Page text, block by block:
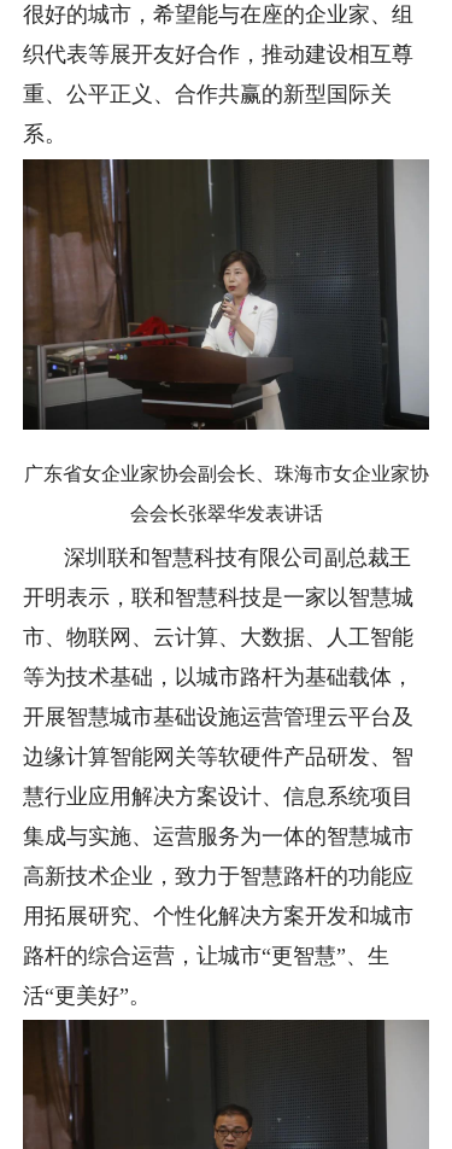
很好的城市，希望能与在座的企业家、组
织代表等展开友好合作，推动建设相互尊
重、公平正义、合作共赢的新型国际关
系。
广东省女企业家协会副会长、珠海市女企业家协
会会长张翠华发表讲话
深圳联和智慧科技有限公司副总裁王
开明表示，联和智慧科技是一家以智慧城
市、物联网、云计算、大数据、人工智能
等为技术基础，以城市路杆为基础载体，
开展智慧城市基础设施运营管理云平台及
边缘计算智能网关等软硬件产品研发、智
慧行业应用解决方案设计、信息系统项目
集成与实施、运营服务为一体的智慧城市
高新技术企业，致力于智慧路杆的功能应
用拓展研究、个性化解决方案开发和城市
路杆的综合运营，让城市“更智慧”、生
活“更美好”。